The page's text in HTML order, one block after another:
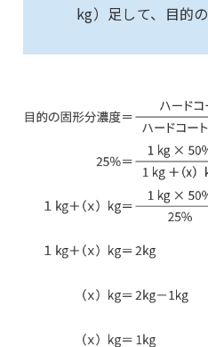
kg）足して、目的